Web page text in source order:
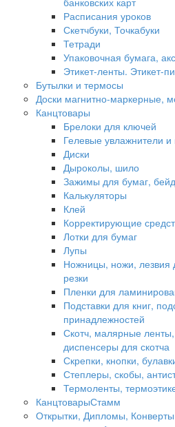
Расписания уроков
Скетчбуки, Точкабуки
Тетради
Упаковочная бумага,
Этикет-ленты. Этикет-
Бутылки и термосы
Доски магнитно-маркерные,
Канцтовары
Брелоки для ключей
Гелевые увлажнители
Диски
Дыроколы, шило
Зажимы для бумаг,
Калькуляторы
Клей
Корректирующие
Лотки для бумаг
Лупы
Ножницы, ножи, лезвия
резки
Пленки для
Подставки для книг,
принадлежностей
Скотч, малярные
диспенсеры для скотча
Скрепки, кнопки,
Степлеры, скобы,
Термоленты,
КанцтоварыСтамм
Открытки, Дипломы,